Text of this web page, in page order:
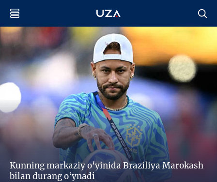
Kunning markaziy o‘yinida Braziliya Marokash
bilan durang o‘ynadi